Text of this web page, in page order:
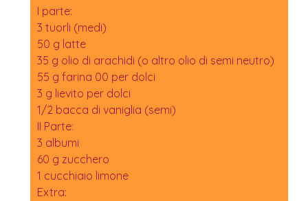
I parte:
3 tuorli (medi)
50 g latte
35 g olio di arachidi (o altro olio di semi neutro)
55 g farina 00 per dolci
3 g lievito per dolci
1/2 bacca di vaniglia (semi)
II Parte:
3 albumi
60 g zucchero
1 cucchiaio limone
Extra: